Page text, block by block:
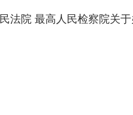
院 最高人民检察院关于